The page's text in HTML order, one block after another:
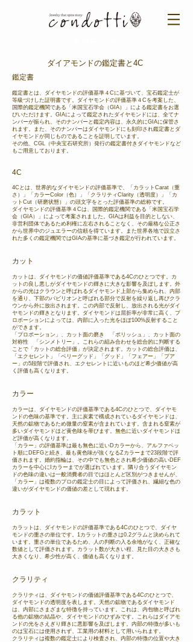
ダイアモンドの鑑定書と4C
鑑定書
鑑定書とは、ダイヤモンドの評価基準４Cに基づいて、宝石鑑定士が
等級づけした証明書です。ダイヤモンドの評価基準４Cを考案した、
国際的鑑定機関である「米国宝石学会（GIA）」による鑑定書をお選
びいただけます。GIAによって鑑定されたダイヤモンドには、全てナ
ンバーが振られ、そのナンバーと鑑定内容は、永久的にGIAに保管さ
れます。また、そのナンバーはダイヤモンドにも刻印され鑑定書とダ
イヤモンドが同じものであることを証明しています。
その他、CGL（中央宝石研究所）発行の鑑定書付きダイヤモンドなど
もご用意しております。
4C
4Cとは、世界的なダイヤモンドの評価基準で、「カラットCarat（重
さ）」「カラーColor（色）」「クラリティClarity（透明度）」「カ
ットCut（研磨状態）」の頭文字をとった評価基準の総称です。
ダイヤモンドの評価基準４Cは、国際的鑑定機関である「米国宝石学
会（GIA）」によって考案されました。GIAは利益を目的としない、
非営利団体であるため利権に左右されることなく、その厳格な公正さ
から世界中のジュエラーの信頼を得ています。また世界各地で設立さ
れた多くの鑑定機関ではGIAの基準に基づき鑑定が行われています。
カット
カットは、ダイヤモンドの価値評価基準である4Cのひとつです。カ
ットの良し悪しがダイヤモンドの輝きに大きな影響を及ぼします。外
からの光はクラウンと呼ばれるダイヤモンド上部から集められ、内部
を通り、下部のパビリオンと呼ばれる部分で反射を繰り返し再びクラ
ウンから外に放出されます。この内部で反射し、放出される光がダイ
ヤモンドの輝きとなります。ダイヤモンドは屈折率が非常に高く、プ
ロポーションによっては、内部に入った光をほぼ100%反射すること
ができます。
「プロポーション」、カット面の磨き 「ポリッシュ」、カット面の
対称性 「シンメトリー」。これらの組み合わせを総合的に判断する
ことで「カットの総合評価」が決定されます。カットの総合評価は、
「エクセレント」「ベリーグッド」「グッド」「フェアー」「プア
ー」の5段階で評価され、エクセレントに近いものほど希少価値が高
く評価も高くなります。
カラー
カラーは、ダイヤモンドの評価基準である4Cのひとつで、ダイヤモ
ンドの色味の基準です。主に炭素で構成されているダイヤモンドは、
天然の鉱物であるため微量の窒素が含まれています。含まれる窒素が
多いダイヤモンドほど黄色味を帯びます。無色に近いダイヤモンドほ
ど評価が高くなります。
「カラー」の評価基準は最も無色に近いDカラーから、アルファベッ
ト順にDEFGと続き、最も黄色味が強くなるZカラーまで23段階で評
価されます。婚約指輪は、その中でも無色とされ希少価値の高いDEF
カラーを中心にIカラーまでが選ばれています。隣り合うダイヤモン
ドの色味の違いは一般消費者の目ではほとんど区別がつきませんが、
「カラー」は複数のプロの鑑定士の目によって評価され、繊細な色の
違いがダイヤモンドの価値の差として現れます。
カラット
カラットは、ダイヤモンドの評価基準である4Cのひとつで、ダイヤ
モンドの重さの単位です。1カラットの重さは0.2グラムと決められて
います。重さの単位であるため、人の判断の入る余地がなく、正確な
数値として評価されます。カラット数が大きい程、見た目の大きさも
大きくなり、希少性が高く、価値も高くなります。
クラリティ
クラリティは、ダイヤモンドの価値評価基準である4Cのひとつで、
ダイヤモンドの透明度を表します。天然の鉱物であるダイヤモンド
は、内部にさまざまな特徴を持っています。これは、内包物と呼ばれ
る他の鉱物の結晶や、ダイヤモンドのひずみです。これらはダイアモ
ンドの光をさえぎり輝きに悪影響を及ぼします。内部の特徴が多いも
のは宝石には使用されず、工業用の材料として用いられます。
クラリティは複数の鑑定士により検査され、内部の特徴の位置や大き